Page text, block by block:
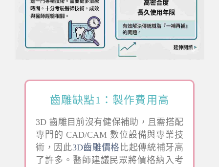
齒雕缺點1：製作費用高
3D 齒雕目前沒有健保補助，且需搭配
專門的 CAD/CAM 數位設備與專業技
術，因此3D齒雕價格 比起傳統補牙高
了許多。醫師建議民眾將價格納入考